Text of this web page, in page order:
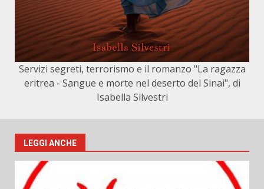
Servizi segreti, terrorismo e il romanzo "La ragazza
eritrea - Sangue e morte nel deserto del Sinai", di
Isabella Silvestri
LEGGI ANCHE